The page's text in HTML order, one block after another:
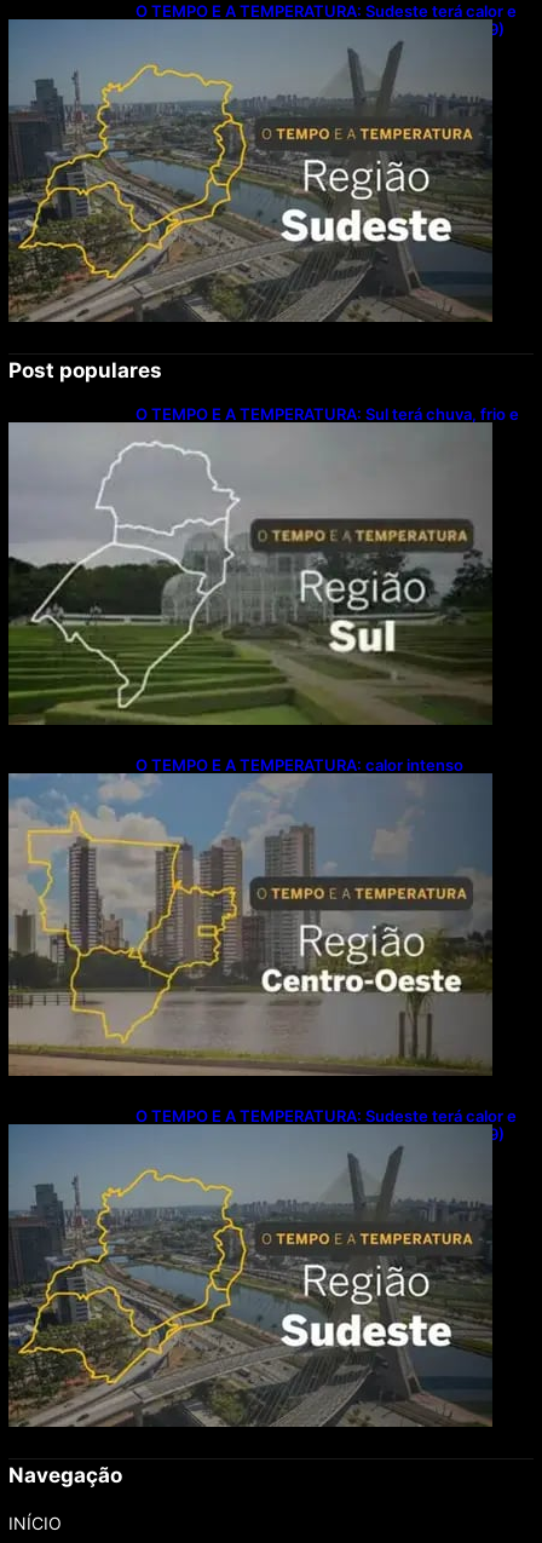
O TEMPO E A TEMPERATURA: Sudeste terá calor e
possibilidade de chuva isolada neste domingo (9)
Post populares
O TEMPO E A TEMPERATURA: Sul terá chuva, frio e
O TEMPO E A TEMPERATURA: calor intenso
predomina no Centro-Oeste neste domingo (9)
O TEMPO E A TEMPERATURA: Sudeste terá calor e
possibilidade de chuva isolada neste domingo (9)
Navegação
INÍCIO